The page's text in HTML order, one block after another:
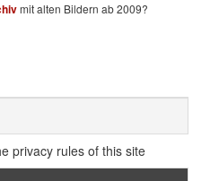
mit alten Bildern ab 2009?
privacy rules of this site